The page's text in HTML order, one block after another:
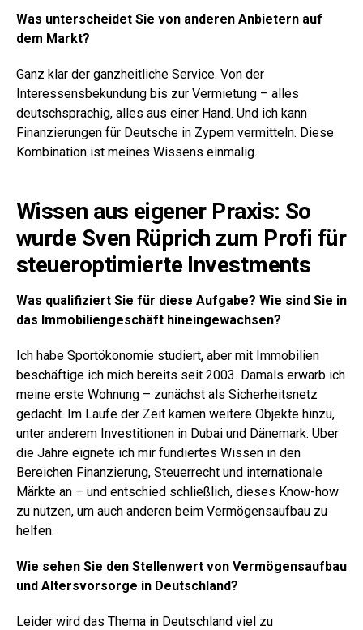
Was unterscheidet Sie von anderen Anbietern auf
dem Markt?
Ganz klar der ganzheitliche Service. Von der
Interessensbekundung bis zur Vermietung – alles
deutschsprachig, alles aus einer Hand. Und ich kann
Finanzierungen für Deutsche in Zypern vermitteln. Diese
Kombination ist meines Wissens einmalig.
Wissen aus eigener Praxis: So
wurde Sven Rüprich zum Profi für
steueroptimierte Investments
Was qualifiziert Sie für diese Aufgabe? Wie sind Sie in
das Immobiliengeschäft hineingewachsen?
Ich habe Sportökonomie studiert, aber mit Immobilien
beschäftige ich mich bereits seit 2003. Damals erwarb ich
meine erste Wohnung – zunächst als Sicherheitsnetz
gedacht. Im Laufe der Zeit kamen weitere Objekte hinzu,
unter anderem Investitionen in Dubai und Dänemark. Über
die Jahre eignete ich mir fundiertes Wissen in den
Bereichen Finanzierung, Steuerrecht und internationale
Märkte an – und entschied schließlich, dieses Know-how
zu nutzen, um auch anderen beim Vermögensaufbau zu
helfen.
Wie sehen Sie den Stellenwert von Vermögensaufbau
und Altersvorsorge in Deutschland?
Leider wird das Thema in Deutschland viel zu